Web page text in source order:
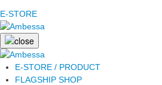
E-STORE
E-STORE / PRODUCT
FLAGSHIP SHOP